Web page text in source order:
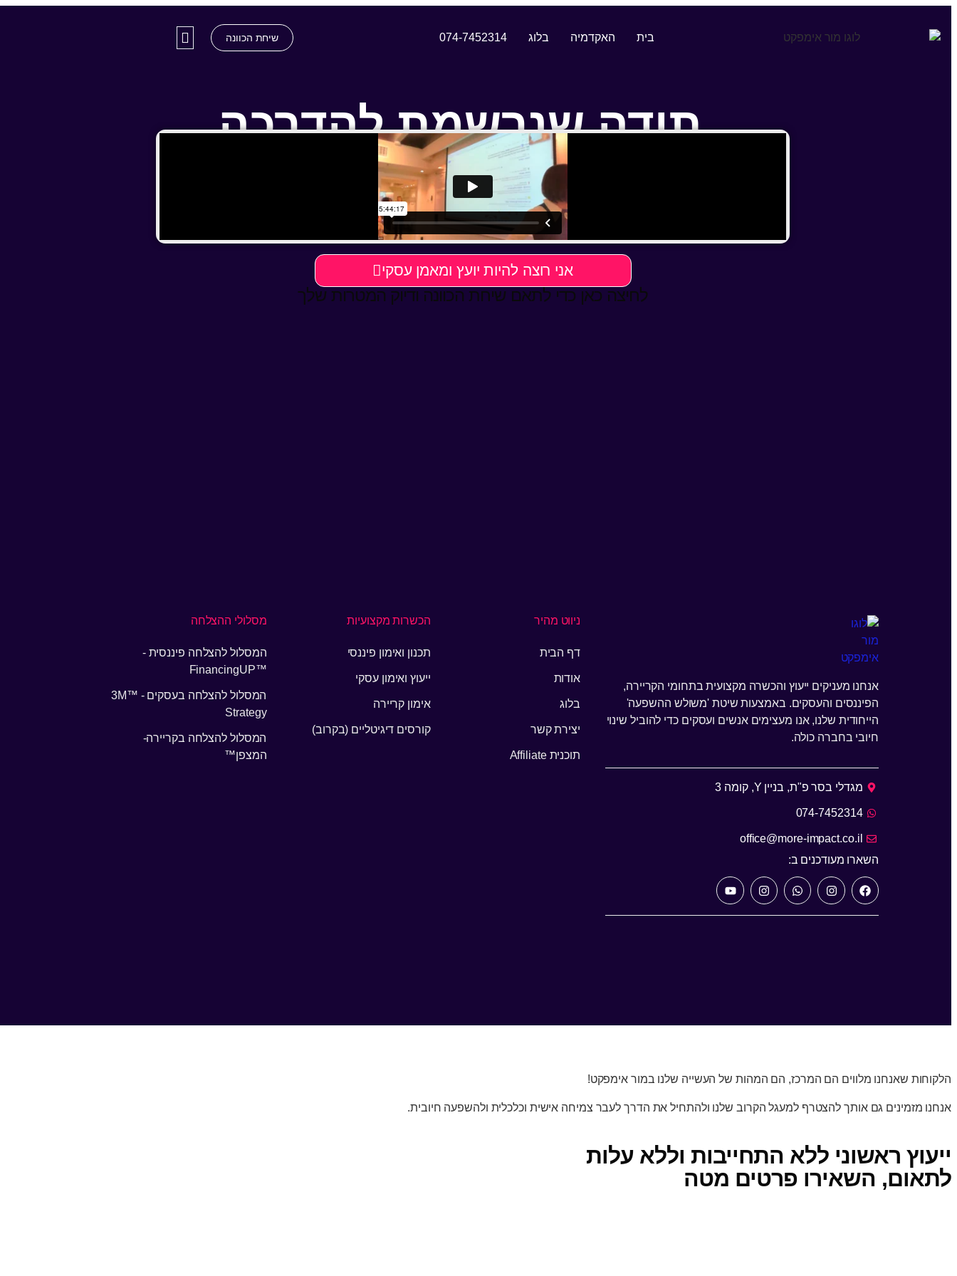
בית האקדמיה בלוג 074-7452314 שיחת הכוונה
תודה שנרשמת להדרכה
המדריך להורדה נשלח לכתובת האימייל שלך. נשמח לשמוע את דעתך ולענות על כל שאלה
אני רוצה להיות יועץ ומאמן עסקי
לחיצה כאן כדי לתאם שיחת הכוונה ודיוק המטרות שלך
אנחנו מעניקים ייעוץ והכשרה מקצועית בתחומי הקריירה,
הפיננסים והעסקים. באמצעות שיטת 'משולש ההשפעה'
הייחודית שלנו, אנו מעצימים אנשים ועסקים כדי להוביל שינוי
חיובי בחברה כולה.
מגדלי בסר פ"ת, בניין Y, קומה 3
074-7452314
office@more-impact.co.il
השארו מעודכנים ב:
ניווט מהיר
דף הבית
אודות
בלוג
יצירת קשר
תוכנית Affiliate
הכשרות מקצועיות
תכנון ואימון פיננסי
ייעוץ ואימון עסקי
אימון קריירה
קורסים דיגיטליים (בקרוב)
מסלולי ההצלחה
המסלול להצלחה פיננסית -
™FinancingUP
המסלול להצלחה בעסקים - ™3M
Strategy
המסלול להצלחה בקריירה-
המצפן™
הלקוחות שאנחנו מלווים הם המרכז, הם המהות של העשייה שלנו במור אימפקט!
אנחנו מזמינים גם אותך להצטרף למעגל הקרוב שלנו ולהתחיל את הדרך לעבר צמיחה אישית וכלכלית ולהשפעה חיובית.
ייעוץ ראשוני ללא התחייבות וללא עלות
לתאום, השאירו פרטים מטה